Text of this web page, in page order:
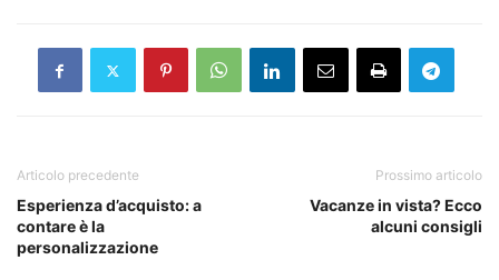
Articolo precedente
Esperienza d’acquisto: a
contare è la
personalizzazione
Prossimo articolo
Vacanze in vista? Ecco
alcuni consigli